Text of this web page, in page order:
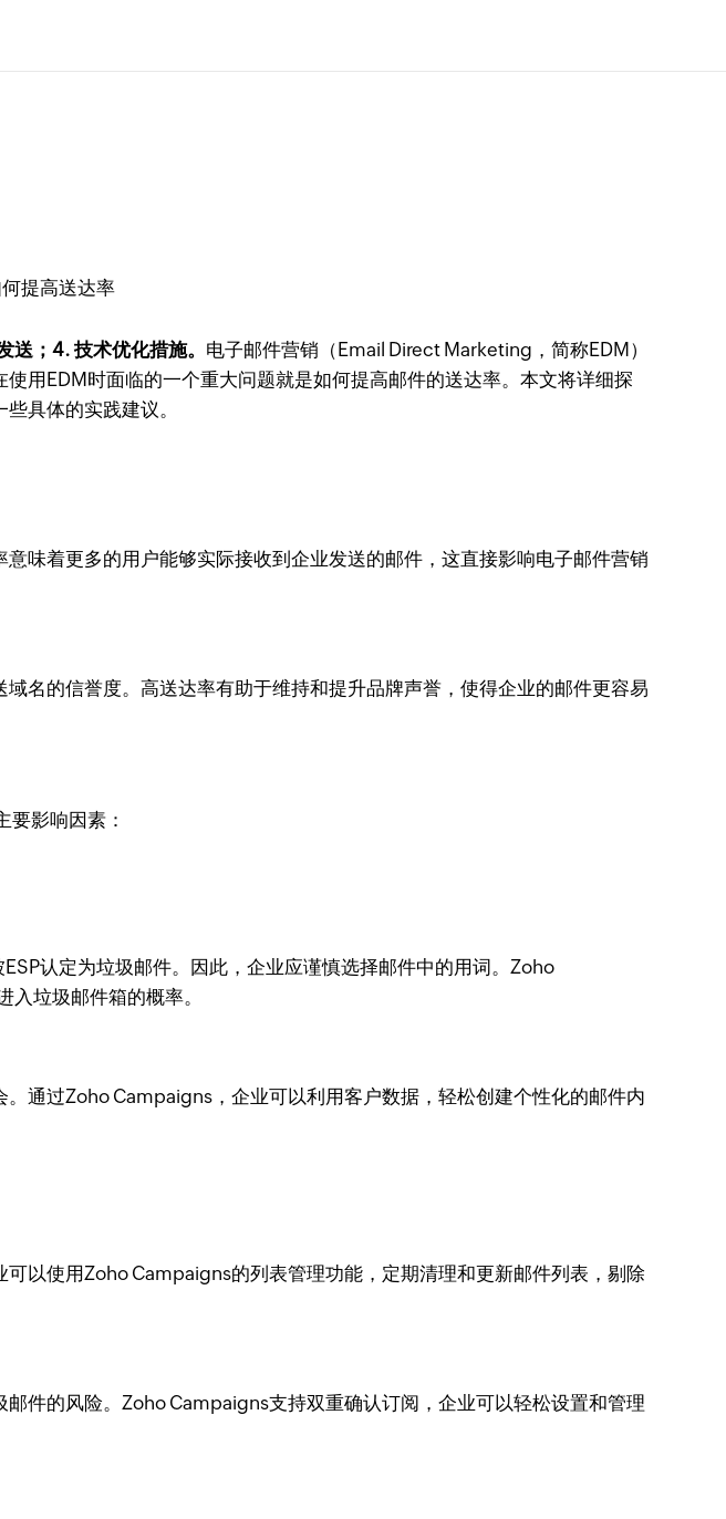
送；4. 技术优化措施。 电子邮件营销（Email Direct Marketing，简称EDM）
用EDM时面临的一个重大问题就是如何提高邮件的送达率。本文将详细探
具体的实践建议。
味着更多的用户能够实际接收到企业发送的邮件，这直接影响电子邮件营销
名的信誉度。高送达率有助于维持和提升品牌声誉，使得企业的邮件更容易
影响因素：
认定为垃圾邮件。因此，企业应谨慎选择邮件中的用词。Zoho
垃圾邮件箱的概率。
通过Zoho Campaigns，企业可以利用客户数据，轻松创建个性化的邮件内
以使用Zoho Campaigns的列表管理功能，定期清理和更新邮件列表，剔除
件的风险。Zoho Campaigns支持双重确认订阅，企业可以轻松设置和管理